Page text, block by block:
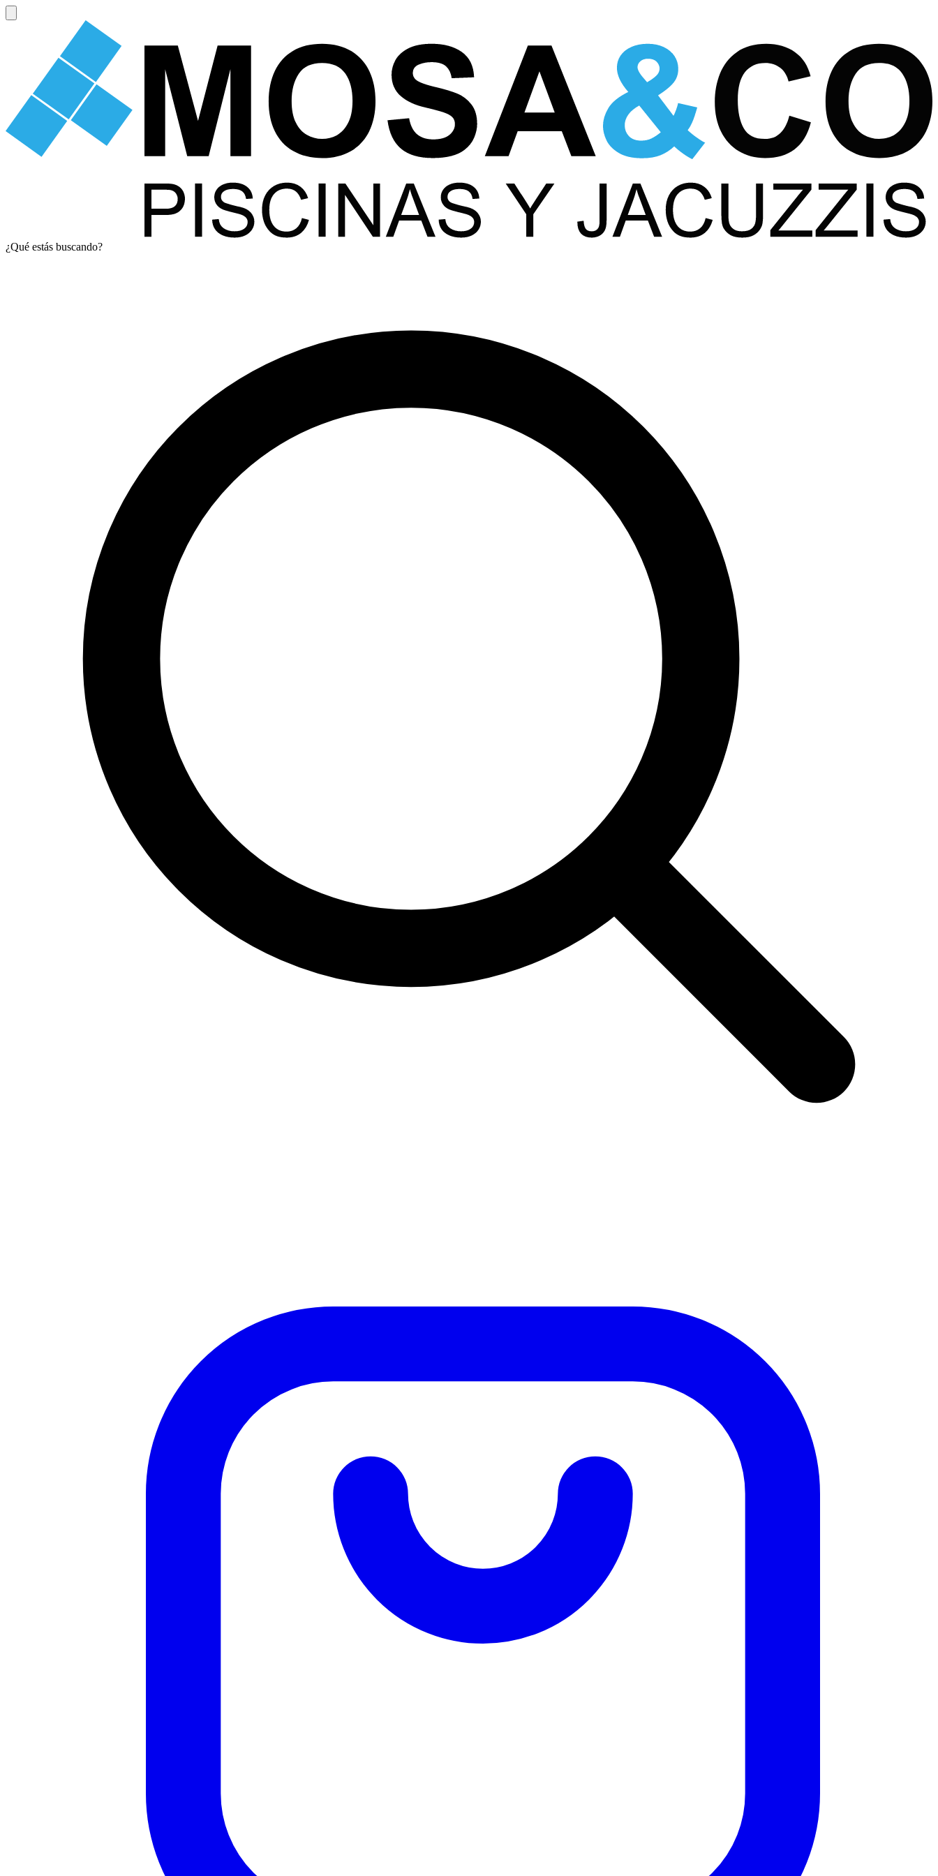
¿Qué estás buscando?